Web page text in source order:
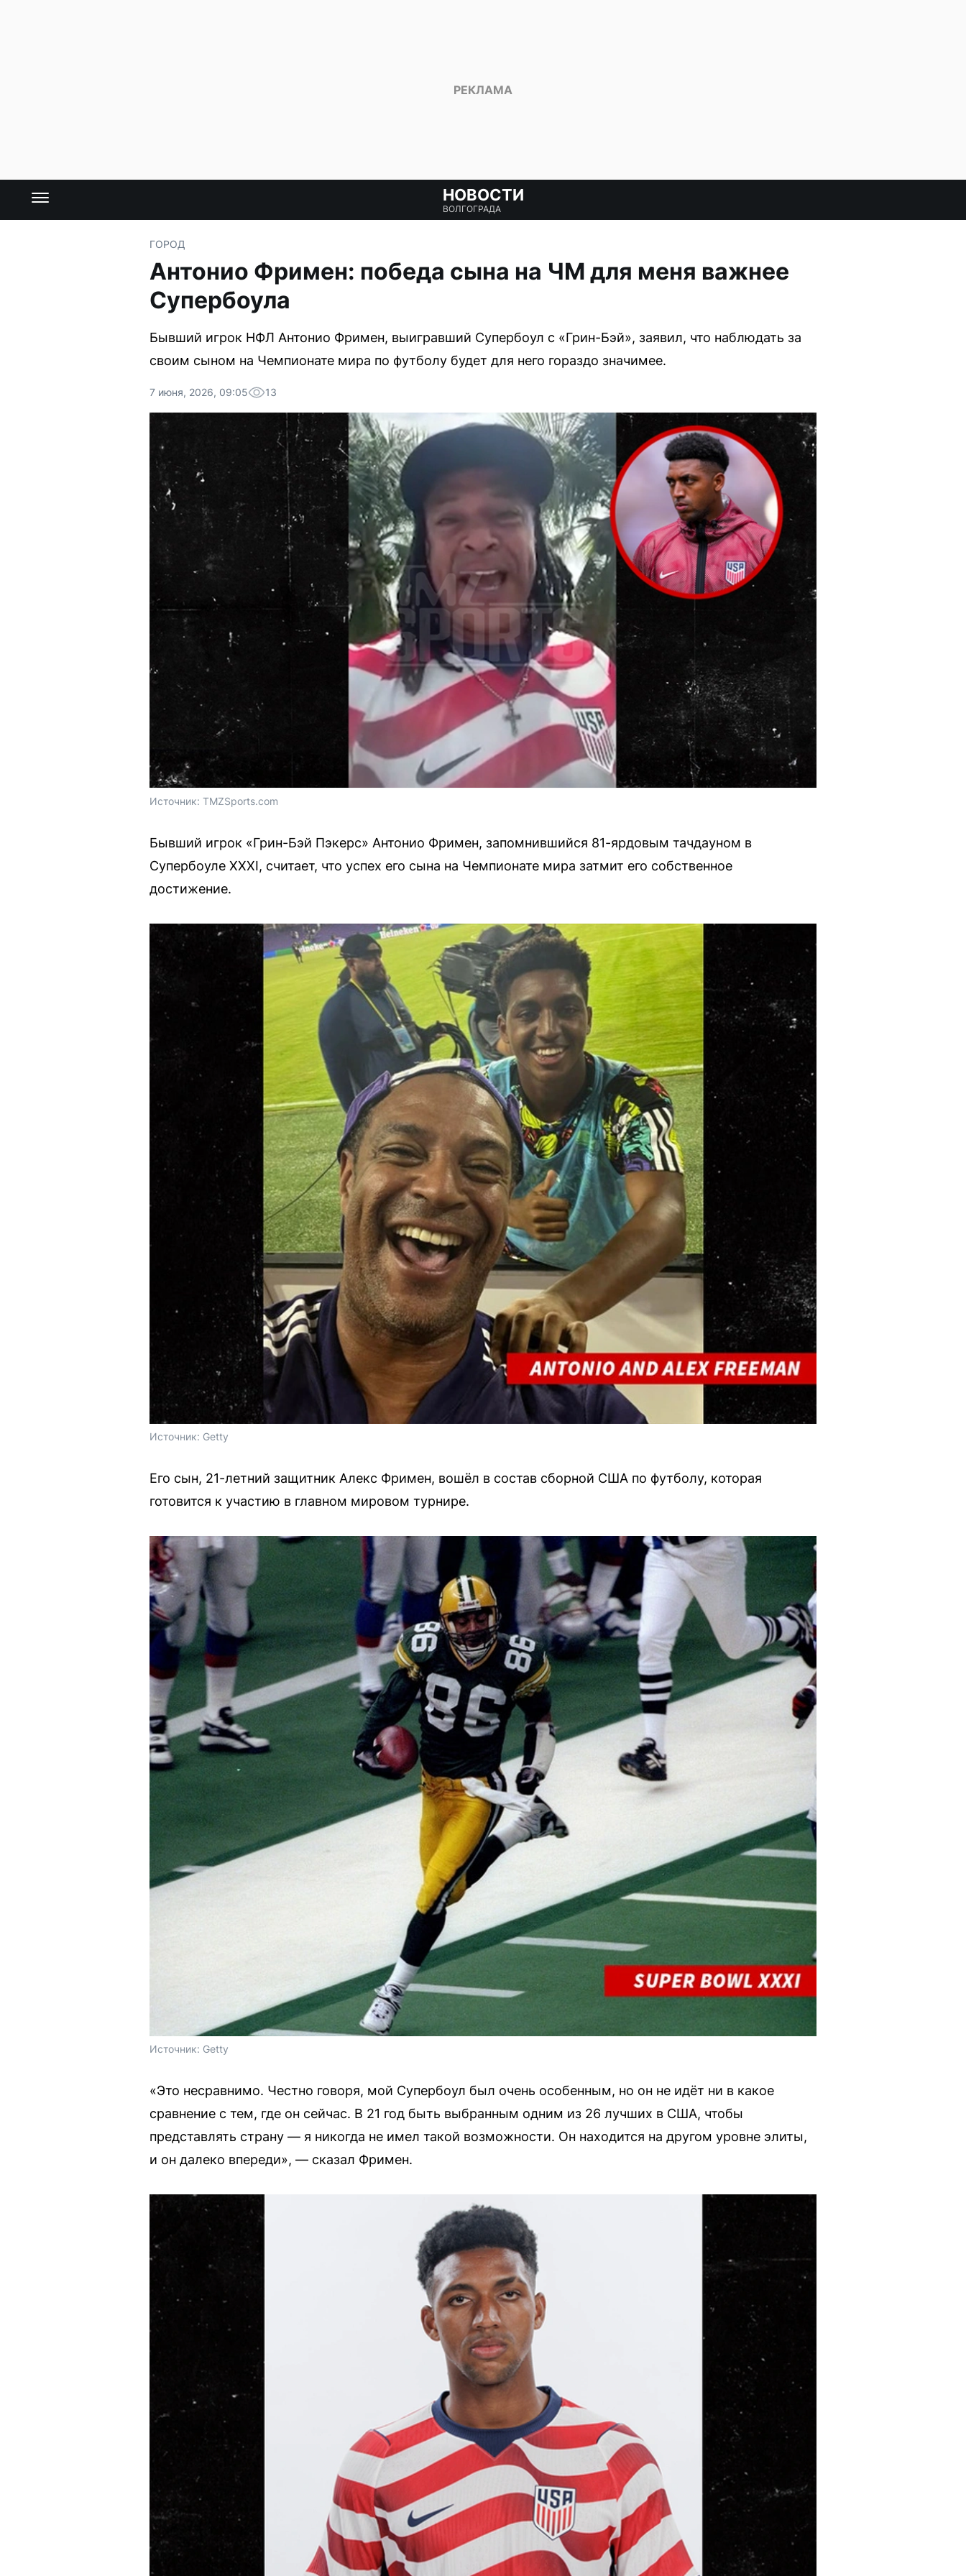
НОВОСТИ
ВОЛГОГРАДА
ГОРОД
Антонио Фримен: победа сына на ЧМ для меня важнее
Супербоула
Бывший игрок НФЛ Антонио Фримен, выигравший Супербоул с «Грин-Бэй», заявил, что наблюдать за
своим сыном на Чемпионате мира по футболу будет для него гораздо значимее.
7 июня, 2026, 09:05 13
Источник: TMZSports.com
Бывший игрок «Грин-Бэй Пэкерс» Антонио Фримен, запомнившийся 81-ярдовым тачдауном в
Супербоуле XXXI, считает, что успех его сына на Чемпионате мира затмит его собственное
достижение.
Источник: Getty
Его сын, 21-летний защитник Алекс Фримен, вошёл в состав сборной США по футболу, которая
готовится к участию в главном мировом турнире.
Источник: Getty
«Это несравнимо. Честно говоря, мой Супербоул был очень особенным, но он не идёт ни в какое
сравнение с тем, где он сейчас. В 21 год быть выбранным одним из 26 лучших в США, чтобы
представлять страну — я никогда не имел такой возможности. Он находится на другом уровне элиты,
и он далеко впереди», — сказал Фримен.